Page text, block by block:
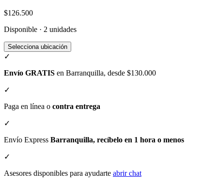
$126.500
Disponible · 2 unidades
Selecciona ubicación
✓
Envío GRATIS en Barranquilla, desde $130.000
✓
Paga en línea o contra entrega
✓
Envío Express Barranquilla, recíbelo en 1 hora o menos
✓
Asesores disponibles para ayudarte abrir chat